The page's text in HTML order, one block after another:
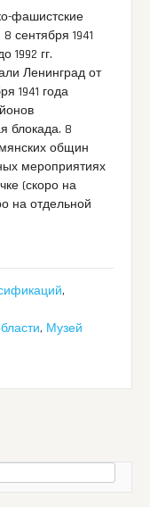
фашистские
сентября 1941
1992 гг.
Ленинград от
1941 года
блокада. 8
общин
мероприятиях
(скоро на
на отдельной
,
, Музей